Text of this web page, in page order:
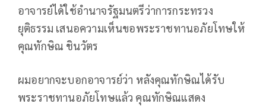
อาจารย์ได้ใช้อำนาจรัฐมนตรีว่าการกระทรวง
ยุติธรรม เสนอความเห็นขอพระราชทานอภัยโทษให้
คุณทักษิณ ชินวัตร
ผมอยากจะบอกอาจารย์ว่า หลังคุณทักษิณได้รับ
พระราชทานอภัยโทษแล้ว คุณทักษิณแสดง